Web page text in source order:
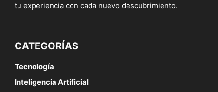
tu experiencia con cada nuevo descubrimiento.
CATEGORÍAS
Tecnología
Inteligencia Artificial